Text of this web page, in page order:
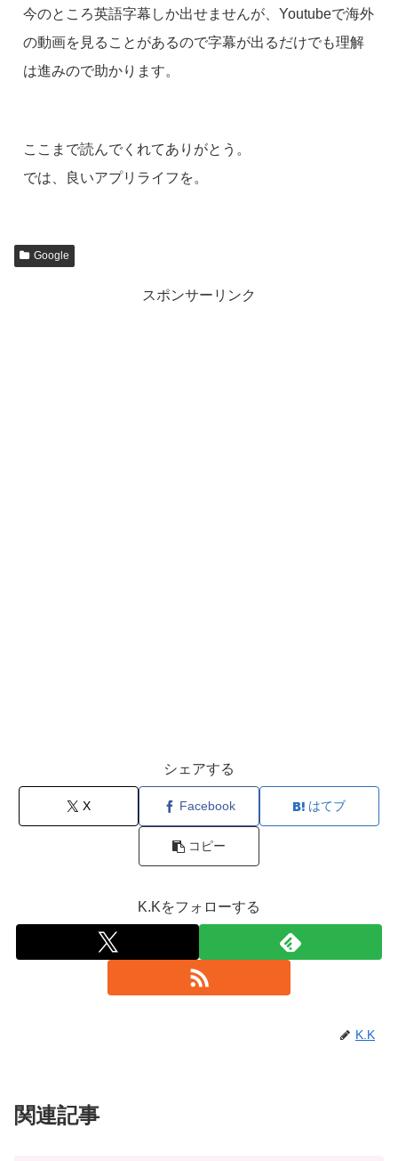
今のところ英語字幕しか出せませんが、Youtubeで海外
の動画を見ることがあるので字幕が出るだけでも理解
は進みので助かります。
ここまで読んでくれてありがとう。
では、良いアプリライフを。
Google
スポンサーリンク
シェアする
X Facebook はてブ
コピー
K.Kをフォローする
K.K
関連記事